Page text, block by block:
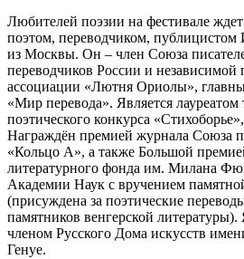
Любителей поэзии на фестивале
поэтом, переводчиком,
из Москвы. Он – член Союза
переводчиков России и независимой
ассоциации «Лютня Ориолы»,
«Мир перевода». Является лауреатом
поэтического конкурса
Награждён премией журнала Союза
«Кольцо А», а также Большой
литературного фонда им. Милана
Академии Наук с вручением
(присуждена за поэтические
памятников венгерской
членом Русского Дома искусств
Генуе.